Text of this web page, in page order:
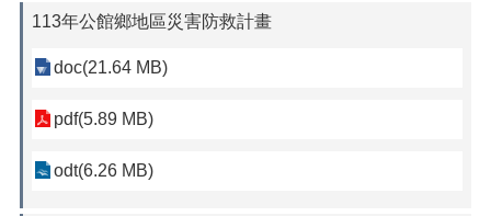
113年公館鄉地區災害防救計畫
doc(21.64 MB)
pdf(5.89 MB)
odt(6.26 MB)